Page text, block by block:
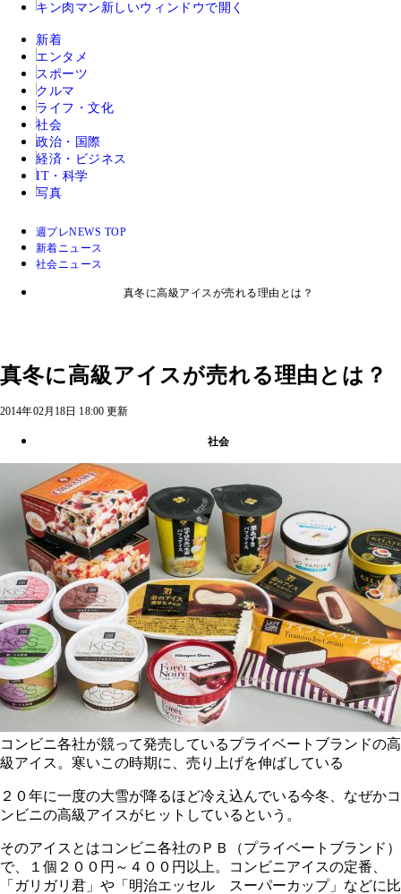
キン肉マン 新しいウィンドウで開く
新着
エンタメ
スポーツ
クルマ
ライフ・文化
社会
政治・国際
経済・ビジネス
IT・科学
写真
週プレNEWS TOP
新着ニュース
社会ニュース
真冬に高級アイスが売れる理由とは？
真冬に高級アイスが売れる理由とは？
2014年02月18日 18:00 更新
社会
コンビニ各社が競って発売しているプライベートブランドの高
級アイス。寒いこの時期に、売り上げを伸ばしている
２０年に一度の大雪が降るほど冷え込んでいる今冬、なぜかコ
ンビニの高級アイスがヒットしているという。
そのアイスとはコンビニ各社のＰＢ（プライベートブランド）
で、１個２００円～４００円以上。コンビニアイスの定番、
「ガリガリ君」や「明治エッセル スーパーカップ」などに比